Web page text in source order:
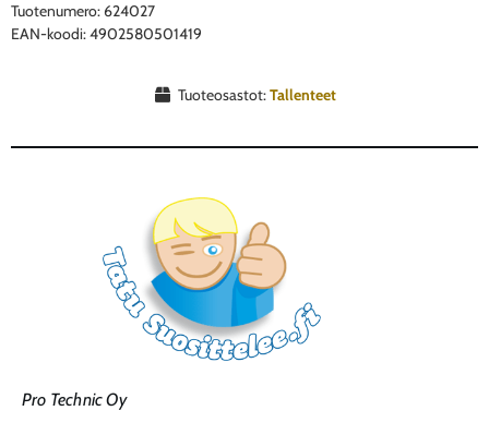
Tuotenumero: 624027
EAN-koodi: 4902580501419
Tuoteosastot:Tallenteet
Pro Technic Oy